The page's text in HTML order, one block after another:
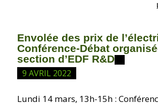
Envolée des prix de
Conférence-Débat
section d’EDF R&D
9 AVRIL 2022
Lundi 14 mars, 13h-15h :